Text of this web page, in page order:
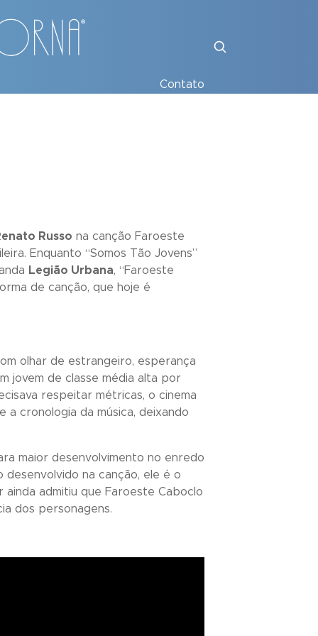
Contato
Russo na canção Faroeste
Enquanto “Somos Tão Jovens”
Legião Urbana, “Faroeste
de canção, que hoje é
olhar de estrangeiro, esperança
jovem de classe média alta por
respeitar métricas, o cinema
cronologia da música, deixando
maior desenvolvimento no enredo
desenvolvido na canção, ele é o
admitiu que Faroeste Caboclo
dos personagens.